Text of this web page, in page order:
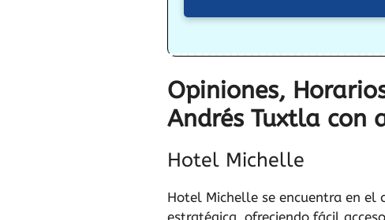
Opiniones,
Andrés Tuxtla con
Hotel Michelle
Hotel Michelle se encuentra en el
estratégica, ofreciendo fácil